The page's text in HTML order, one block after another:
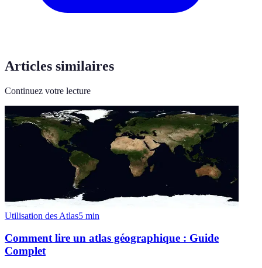
Articles similaires
Continuez votre lecture
Utilisation des Atlas5 min
Comment lire un atlas géographique : Guide
Complet